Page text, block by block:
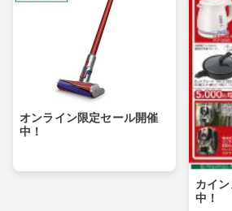
オンライン限定セール開催
中！
カイ
中！